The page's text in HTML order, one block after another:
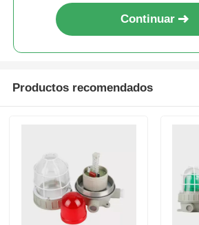
Continuar
Productos recomendados